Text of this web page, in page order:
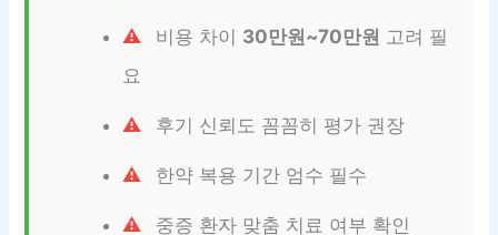
비용 차이 30만원~70만원 고려 필
요
후기 신뢰도 꼼꼼히 평가 권장
한약 복용 기간 엄수 필수
중증 환자 맞춤 치료 여부 확인